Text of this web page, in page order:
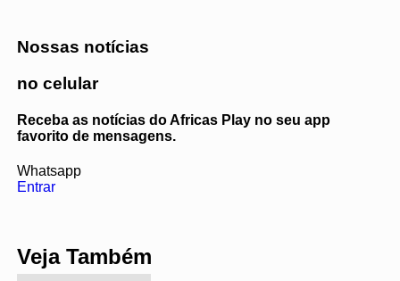
Nossas notícias
no celular
Receba as notícias do Africas Play no seu app
favorito de mensagens.
Whatsapp
Entrar
Veja Também